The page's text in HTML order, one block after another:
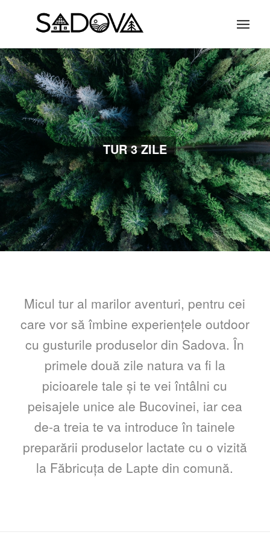
TUR 3 ZILE
Micul tur al marilor aventuri, pentru cei
care vor să îmbine experiențele outdoor
cu gusturile produselor din Sadova. În
primele două zile natura va fi la
picioarele tale și te vei întâlni cu
peisajele unice ale Bucovinei, iar cea
de-a treia te va introduce în tainele
preparării produselor lactate cu o vizită
la Făbricuța de Lapte din comună.